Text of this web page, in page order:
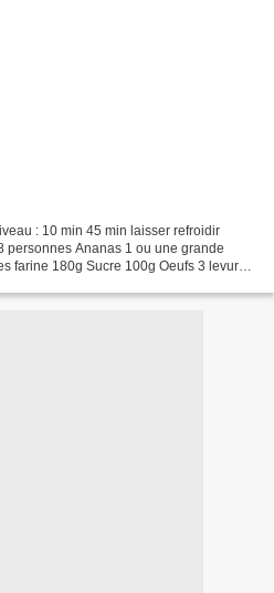
: 10 min 45 min laisser refroidir
personnes Ananas 1 ou une grande
farine 180g Sucre 100g Oeufs 3 levure